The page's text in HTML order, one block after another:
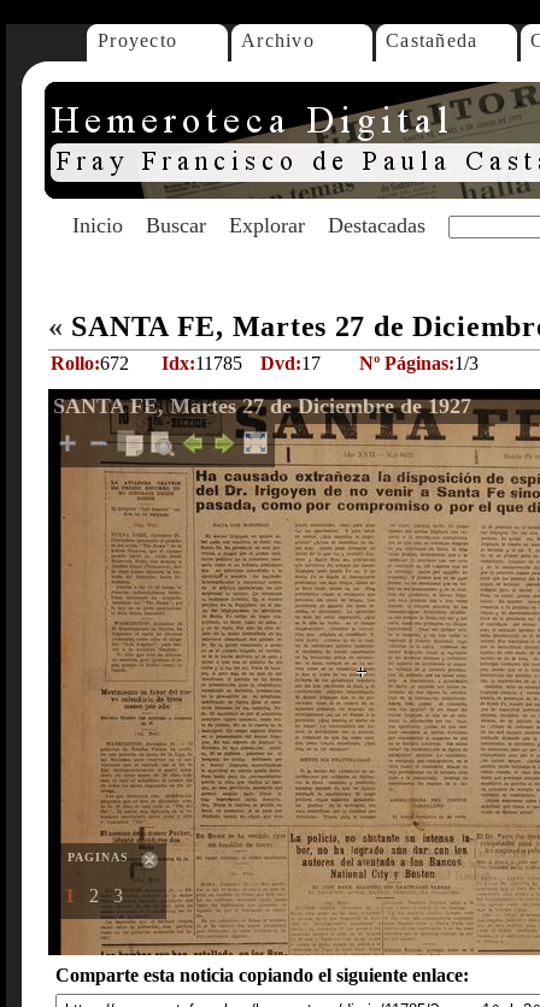
Proyecto Archivo Castañeda
Inicio Buscar Explorar Destacadas
« SANTA FE, Martes 27 de
Rollo:672 Idx:11785 Dvd:17 Nº Páginas:1/3
SANTA FE, Martes 27 de Diciembre de 1927
PAGINAS
1 2 3
Comparte esta noticia copiando el siguiente enlace: